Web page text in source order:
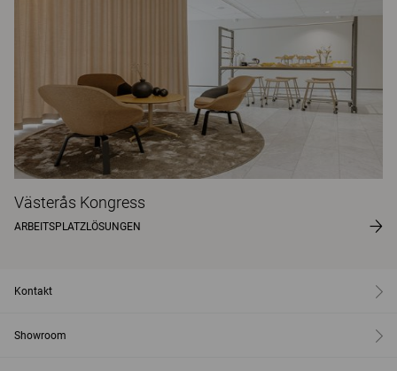
Västerås Kongress
ARBEITSPLATZLÖSUNGEN
Kontakt
Showroom